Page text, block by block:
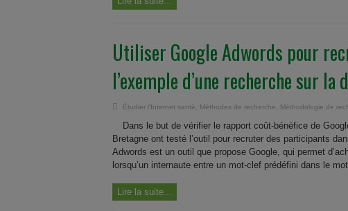
Utiliser Google Adwords pour
l’exemple d’une recherche sur la
Étudier l’Internet santé Méthodes de recherche Méthodologie de
Dans le but de vérifier le rapport coût-bénéfice de
Bretagne ont testé l’outil pour recruter des participants
Adwords est un outil que propose Google, qui permet
lorsqu’un internaute entre un mot-clef prédéfini dans le
Lire la suite...